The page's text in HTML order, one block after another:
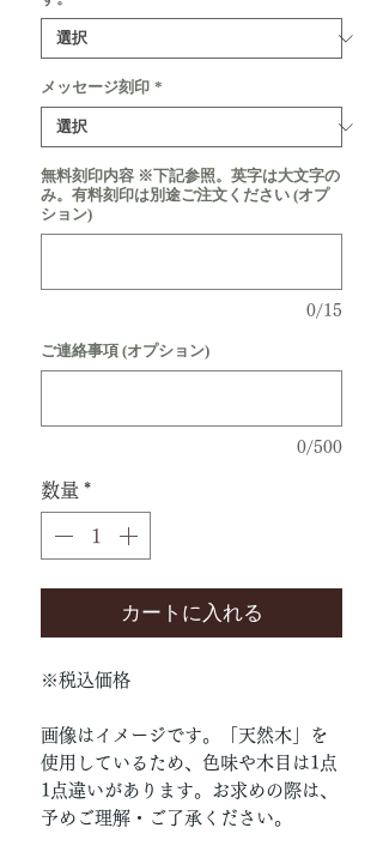
メッセージ刻印 *
無料刻印内容 ※下記参照。英字は大文字の
み。有料刻印は別途ご注文ください (オプ
ション)
0/15
ご連絡事項 (オプション)
0/500
数量 *
カートに入れる
※税込価格
画像はイメージです。「天然木」を
使用しているため、色味や木目は1点
1点違いがあります。お求めの際は、
予めご理解・ご了承ください。